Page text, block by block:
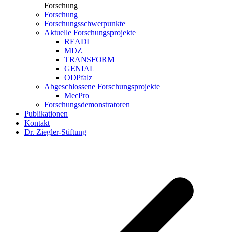
Forschung
Forschung
Forschungsschwerpunkte
Aktuelle Forschungsprojekte
READI
MDZ
TRANSFORM
GENIAL
ODPfalz
Abgeschlossene Forschungsprojekte
MecPro
Forschungsdemonstratoren
Publikationen
Kontakt
Dr. Ziegler-Stiftung